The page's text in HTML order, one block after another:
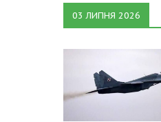
03 ЛИПНЯ 2026